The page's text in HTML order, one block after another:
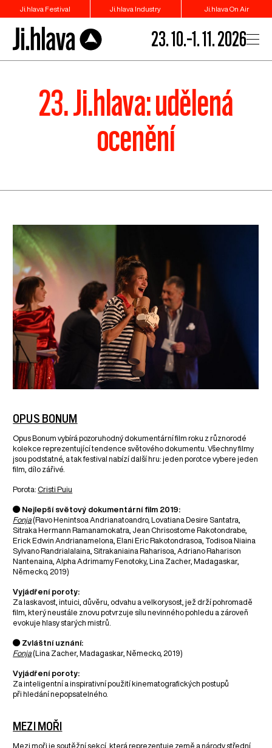
Ji.hlava Festival Ji.hlava Industry Ji.hlava On Air
23. 10.–1. 11. 2026
23. Ji.hlava: udělená
ocenění
OPUS BONUM
Opus Bonum vybírá pozoruhodný dokumentární film roku z různorodé
kolekce reprezentující tendence světového dokumentu. Všechny filmy
jsou podstatné, a tak festival nabízí další hru: jeden porotce vybere jeden
film, dílo zářivé.
Porota:Cristi Puiu
● Nejlepší světový dokumentární film 2019:
Fonja(Ravo Henintsoa Andrianatoandro, Lovatiana Desire Santatra,
Sitraka Hermann Ramanamokatra, Jean Chrisostome Rakotondrabe,
Erick Edwin Andrianamelona, Elani Eric Rakotondrasoa, Todisoa Niaina
Sylvano Randrialalaina, Sitrakaniaina Raharisoa, Adriano Raharison
Nantenaina, Alpha Adrimamy Fenotoky, Lina Zacher, Madagaskar,
Německo, 2019)
Vyjádření poroty:
Za laskavost, intuici, důvěru, odvahu a velkorysost, jež drží pohromadě
film, který neustále znovu potvrzuje sílu nevinného pohledu a zároveň
evokuje hlasy starých mistrů.
● Zvláštní uznání:
Fonja(Lina Zacher, Madagaskar, Německo, 2019)
Vyjádření poroty:
Za inteligentní a inspirativní použití kinematografických postupů
při hledání nepopsatelného.
MEZI MOŘI
Mezi moři je soutěžní sekcí, která reprezentuje země a národy střední